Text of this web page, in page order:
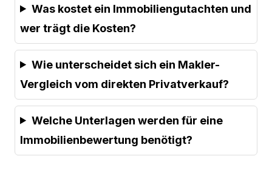
Was kostet ein Immobiliengutachten und
wer trägt die Kosten?
Wie unterscheidet sich ein Makler-
Vergleich vom direkten Privatverkauf?
Welche Unterlagen werden für eine
Immobilienbewertung benötigt?